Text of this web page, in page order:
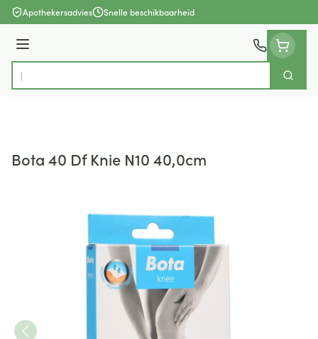
Ga naar de inhoud
Apothekersadvies Snelle beschikbaarheid
Menu
Product, merk, categorie...
Zoek
Bota 40 Df Knie N10 40,0cm